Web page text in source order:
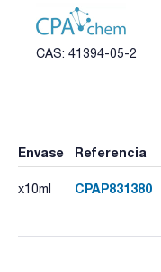
CAS: 41394-05-2
Envase Referencia
x10ml CPAP831380